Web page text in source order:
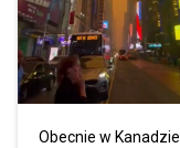
Obecnie w